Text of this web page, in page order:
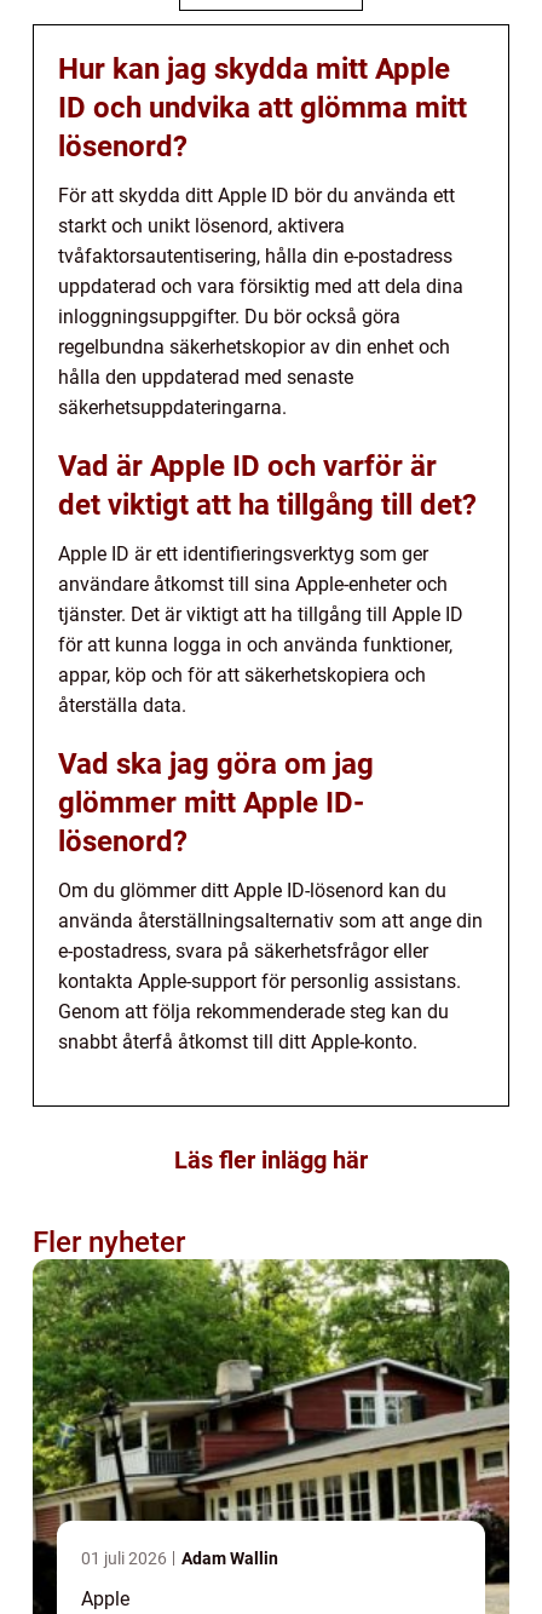
Hur kan jag skydda mitt Apple
ID och undvika att glömma mitt
lösenord?
För att skydda ditt Apple ID bör du använda ett
starkt och unikt lösenord, aktivera
tvåfaktorsautentisering, hålla din e-postadress
uppdaterad och vara försiktig med att dela dina
inloggningsuppgifter. Du bör också göra
regelbundna säkerhetskopior av din enhet och
hålla den uppdaterad med senaste
säkerhetsuppdateringarna.
Vad är Apple ID och varför är
det viktigt att ha tillgång till det?
Apple ID är ett identifieringsverktyg som ger
användare åtkomst till sina Apple-enheter och
tjänster. Det är viktigt att ha tillgång till Apple ID
för att kunna logga in och använda funktioner,
appar, köp och för att säkerhetskopiera och
återställa data.
Vad ska jag göra om jag
glömmer mitt Apple ID-
lösenord?
Om du glömmer ditt Apple ID-lösenord kan du
använda återställningsalternativ som att ange din
e-postadress, svara på säkerhetsfrågor eller
kontakta Apple-support för personlig assistans.
Genom att följa rekommenderade steg kan du
snabbt återfå åtkomst till ditt Apple-konto.
Läs fler inlägg här
Fler nyheter
01 juli 2026 Adam Wallin
Apple